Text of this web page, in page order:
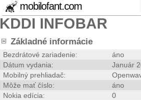
mobilofant.com
KDDI INFOBAR
Základné informácie
Bezdrátové zariadenie:
áno
Dátum vydania:
Január
Mobilný prehliadač:
Môže mať číslo:
áno
Nokia edícia:
0